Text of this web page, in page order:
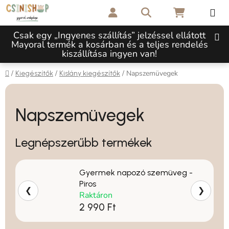
Ugrás a fő tartalomhoz
Csak egy „Ingyenes szállítás” jelzéssel ellátott
Mayoral termék a kosárban és a teljes rendelés
kiszállítása ingyen van!
KeresésKOSÁR
Kezdőlap
/ Kiegészítők / Kislány kiegészítők / Napszemüvegek
Napszemüvegek
Legnépszerűbb termékek
Gyermek napozó szemüveg -
Piros
Raktáron
2 990 Ft
❮ ❯